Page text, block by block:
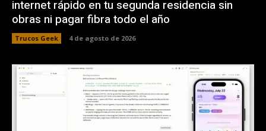
internet rápido en tu segunda residencia sin
obras ni pagar fibra todo el año
Trucos Geek 4 de agosto de 2026